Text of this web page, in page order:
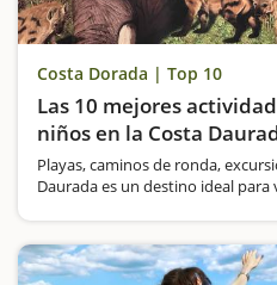
Costa Dorada | Top 10
Las 10 mejores
niños en la Costa
Playas, caminos de ronda,
Daurada es un destino ideal para